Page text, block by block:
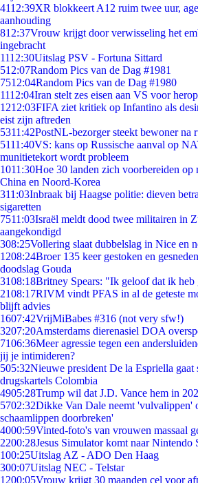
4112:39XR blokkeert A12 ruim twee uur,
aanhouding
812:37Vrouw krijgt door verwisseling het
ingebracht
1112:30Uitslag PSV - Fortuna Sittard
512:07Random Pics van de Dag #1981
7512:04Random Pics van de Dag #1980
1112:04Iran stelt zes eisen aan VS voor
1212:03FIFA ziet kritiek op Infantino als
eist zijn aftreden
5311:42PostNL-bezorger steekt bewoner na
5111:40VS: kans op Russische aanval op
munitietekort wordt probleem
1011:30Hoe 30 landen zich voorbereiden
China en Noord-Korea
311:03Inbraak bij Haagse politie: dieven
sigaretten
7511:03Israël meldt dood twee militairen in
aangekondigd
308:25Vollering slaat dubbelslag in Nice en
1208:24Broer 135 keer gestoken en
doodslag Gouda
3108:18Britney Spears: "Ik geloof dat ik heb
2108:17RIVM vindt PFAS in al de geteste
blijft advies
1607:42VrijMiBabes #316 (not very sfw!)
3207:20Amsterdams dierenasiel DOA
7106:36Meer agressie tegen een
jij je intimideren?
505:32Nieuwe president De la Espriella gaat
drugskartels Colombia
4905:28Trump wil dat J.D. Vance hem in
5702:32Dikke Van Dale neemt 'vulvalippen'
schaamlippen doorbreken'
4000:59Vinted-foto's van vrouwen massaal
2200:28Jesus Simulator komt naar Nintendo
100:25Uitslag AZ - ADO Den Haag
300:07Uitslag NEC - Telstar
1200:05Vrouw krijgt 30 maanden cel voor